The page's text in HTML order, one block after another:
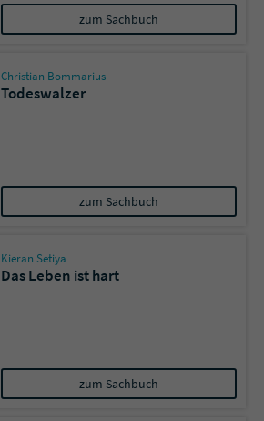
zum Sachbuch
Christian Bommarius
Todeswalzer
zum Sachbuch
Kieran Setiya
Das Leben ist hart
zum Sachbuch